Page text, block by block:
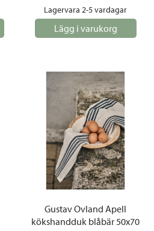
Lagervara 2-5 vardagar
Lägg i varukorg
Gustav Ovland Apell
kökshandduk blåbär 50x70